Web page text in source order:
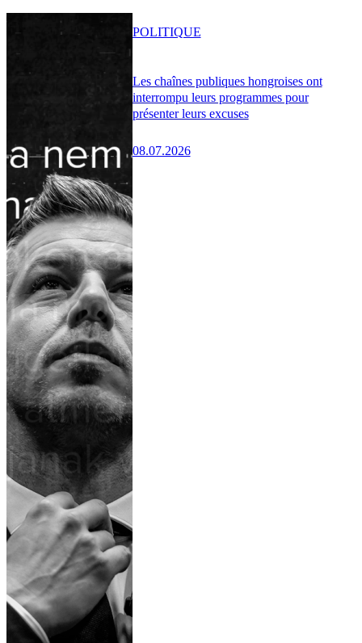
Les chaînes publiques hongroises ont
interrompu leurs programmes pour
présenter leurs excuses
08.07.2026
POLITIQUE